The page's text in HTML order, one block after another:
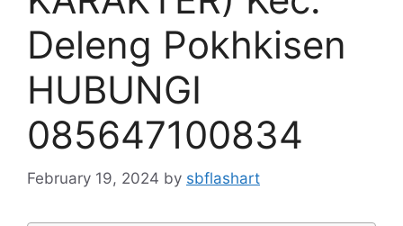
Deleng Pokhkisen
HUBUNGI
085647100834
February 19, 2024 by sbflashart